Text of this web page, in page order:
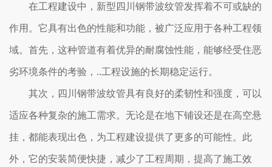
在工程建设中，新型四川钢带波纹管发挥着不可或缺的
作用。它具有出色的性能和功能，被广泛应用于各种工程领
域。首先，这种管道有着优异的耐腐蚀性能，能够经受住恶
劣环境条件的考验，..工程设施的长期稳定运行。
其次，四川钢带波纹管具有良好的柔韧性和强度，可以
适应各种复杂的施工需求。无论是在地下铺设还是在高空悬
挂，都能表现出色，为工程建设提供了更多的可能性。此
外，它的安装简便快捷，减少了工程周期，提高了施工效